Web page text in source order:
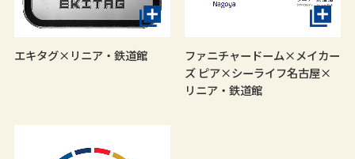
エキタグ×リニア・鉄道館
ファニチャードーム×メイカー
ズ ピア×シーライフ名古屋×
リニア・鉄道館